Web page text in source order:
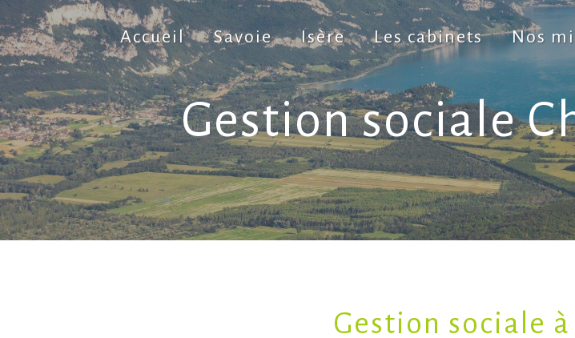
Panneau de gestion des cookies
Accueil Savoie Isère Les cabinets Nos
Gestion sociale
Gestion sociale